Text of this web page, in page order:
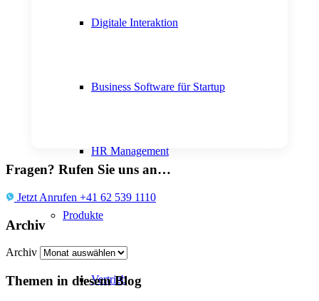
Digitale Interaktion
Business Software für Startup
HR Management
Produkte
Vertrieb
Fragen? Rufen Sie uns an…
Jetzt Anrufen +41 62 539 1110
Archiv
Archiv
Themen in diesem Blog